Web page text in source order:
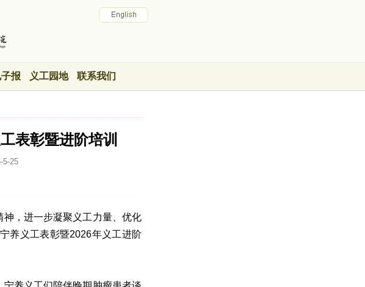
报 义工园地 联系我们
表彰暨进阶培训
5-25
，进一步凝聚义工力量、优化
养义工表彰暨2026年义工进阶